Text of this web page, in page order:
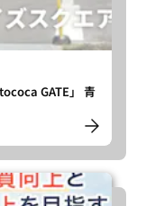
GATE」 青